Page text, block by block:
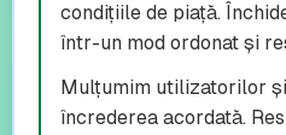
condițiile de piață.
într-un mod ordonat și
Mulțumim utilizatorilor
încrederea acordată.